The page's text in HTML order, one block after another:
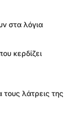
στα λόγια
κερδίζει
λάτρεις της